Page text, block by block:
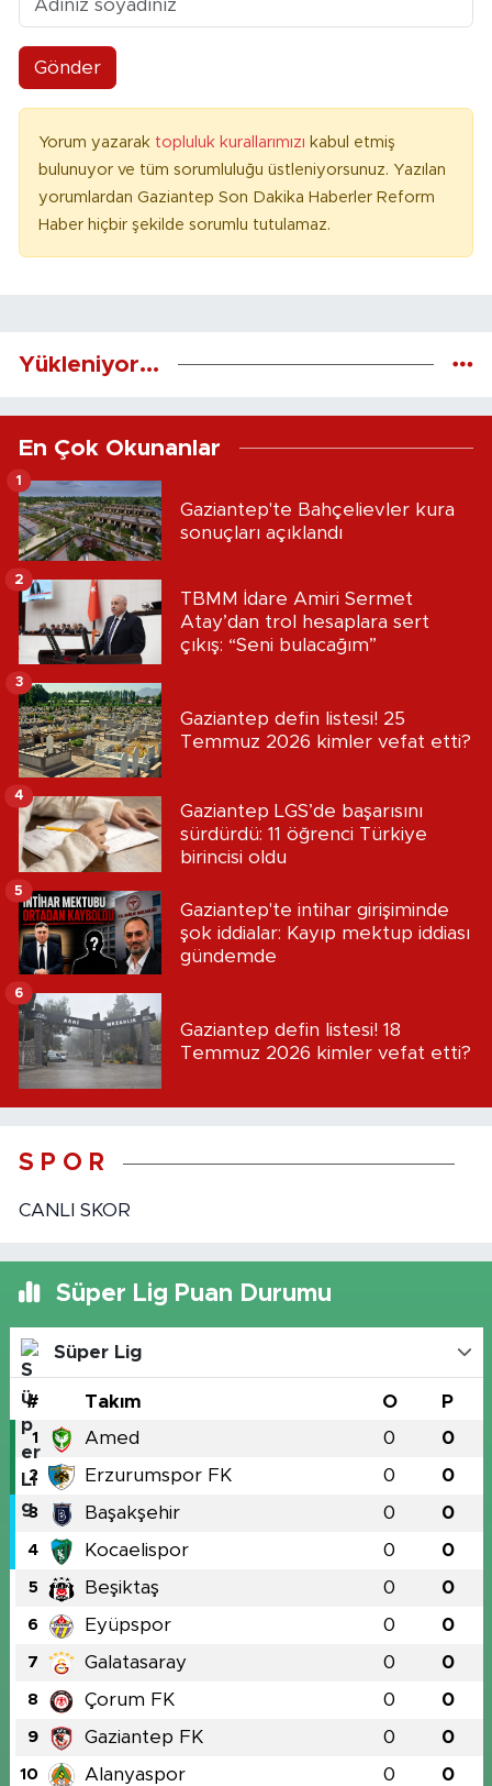
Gönder
Yorum yazarak topluluk kurallarımızı kabul etmiş
bulunuyor ve tüm sorumluluğu üstleniyorsunuz. Yazılan
yorumlardan Gaziantep Son Dakika Haberler Reform
Haber hiçbir şekilde sorumlu tutulamaz.
Yükleniyor...
En Çok Okunanlar
Gaziantep'te Bahçelievler kura
sonuçları açıklandı
1
TBMM İdare Amiri Sermet
Atay’dan trol hesaplara sert
çıkış: “Seni bulacağım”
2
Gaziantep defin listesi! 25
Temmuz 2026 kimler vefat etti?
3
Gaziantep LGS’de başarısını
sürdürdü: 11 öğrenci Türkiye
birincisi oldu
4
Gaziantep'te intihar girişiminde
şok iddialar: Kayıp mektup iddiası
gündemde
5
Gaziantep defin listesi! 18
Temmuz 2026 kimler vefat etti?
6
S P O R
CANLI SKOR
Süper Lig Puan Durumu
Süper Lig
# Takım O P
1 Amed 0 0
2 Erzurumspor FK 0 0
3 Başakşehir 0 0
4 Kocaelispor 0 0
5 Beşiktaş 0 0
6 Eyüpspor 0 0
7 Galatasaray 0 0
8 Çorum FK 0 0
9 Gaziantep FK 0 0
10 Alanyaspor 0 0